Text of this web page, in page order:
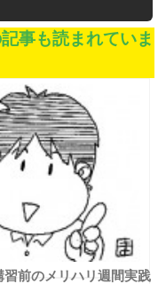
事も読まれていま
習前のメリハリ週間実践